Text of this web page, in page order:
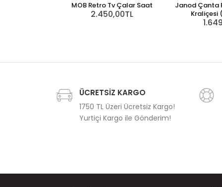
MOB Retro Tv Çalar Saat
2.450,00TL
Janod Çanta
Kraliçesi
ÜCRETSİZ KARGO
1750 TL Üzeri Ücretsiz Kargo!
Yurtiçi Kargo ile Gönderim!